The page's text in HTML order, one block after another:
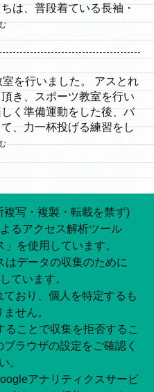
は、普段着ている長袖・
を行いました。 アスとれ
き、スポーツ教室を行い
く準備運動をした後、バ
、力一杯投げる練習をし
写・複製・転載を禁ず)
るアクセス解析ツール
」を使用しています。
はデータの収集のために
ています。
おり、個人を特定するも
せん。
ことで収集を拒否するこ
ラウザの設定をご確認く
。
アナリティクスサービ